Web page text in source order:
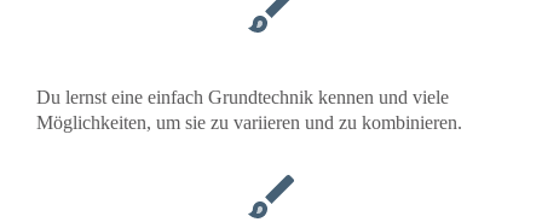
Du lernst eine einfach Grundtechnik kennen und viele
Möglichkeiten, um sie zu variieren und zu kombinieren.